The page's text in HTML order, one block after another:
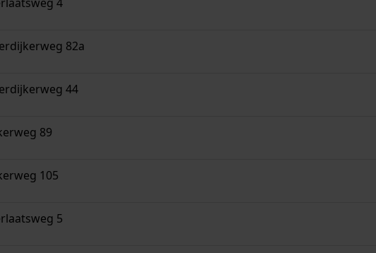
82a
44
89
105
5